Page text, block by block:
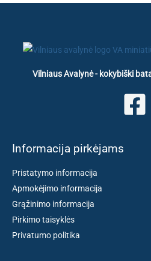
Vilniaus Avalynė - kokybiški
Informacija pirkėjams
Pristatymo informacija
Apmokėjimo informacija
Grąžinimo informacija
Pirkimo taisyklės
Privatumo politika